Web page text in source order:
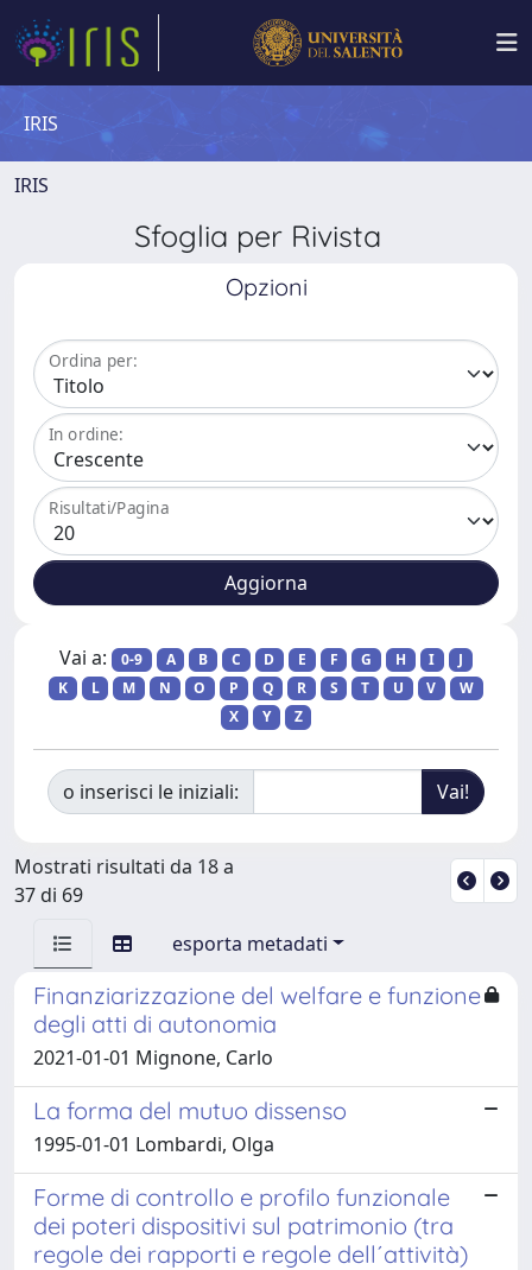
IRIS
IRIS
Sfoglia per Rivista
Opzioni
Ordina per:
In ordine:
Risultati/Pagina
Vai a: 0-9 A B C D E F G H I
J
K
L M N O P Q R S T U V
W
X
Y Z
o inserisci le iniziali:
Mostrati risultati da 18 a
37 di 69
esporta metadati
Finanziarizzazione del welfare e funzione
degli atti di autonomia
2021-01-01 Mignone, Carlo
La forma del mutuo dissenso
1995-01-01 Lombardi, Olga
Forme di controllo e profilo funzionale
dei poteri dispositivi sul patrimonio (tra
regole dei rapporti e regole dell´attività)